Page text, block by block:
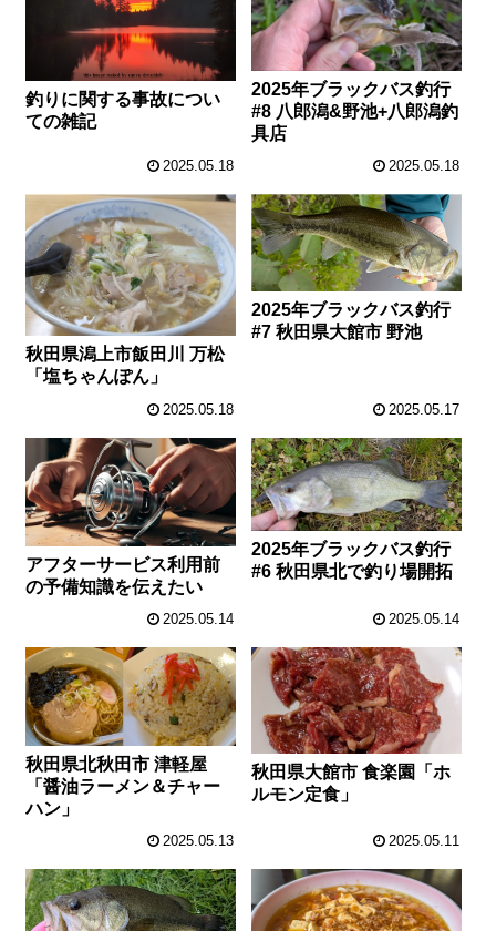
釣りに関する事故につい
ての雑記
2025.05.18
2025年ブラックバス釣行
#8 八郎潟&野池+八郎潟釣
具店
2025.05.18
秋田県潟上市飯田川 万松
「塩ちゃんぽん」
2025.05.18
2025年ブラックバス釣行
#7 秋田県大館市 野池
2025.05.17
アフターサービス利用前
の予備知識を伝えたい
2025.05.14
2025年ブラックバス釣行
#6 秋田県北で釣り場開拓
2025.05.14
秋田県北秋田市 津軽屋
「醤油ラーメン＆チャー
ハン」
2025.05.13
秋田県大館市 食楽園「ホ
ルモン定食」
2025.05.11